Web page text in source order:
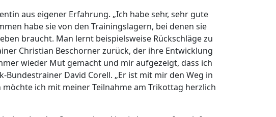
aus eigener Erfahrung. „Ich habe sehr, sehr gute
habe sie von den Trainingslagern, bei denen sie
braucht. Man lernt beispielsweise Rückschläge zu
Christian Beschorner zurück, der ihre Entwicklung
wieder Mut gemacht und mir aufgezeigt, dass ich
Bundestrainer David Corell. „Er ist mit mir den Weg in
ich mit meiner Teilnahme am Trikottag herzlich